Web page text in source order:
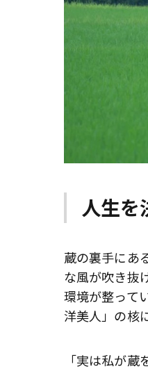
人生を
蔵の裏手にあ
な風が吹き抜
環境が整って
洋美人」の核
「実は私が